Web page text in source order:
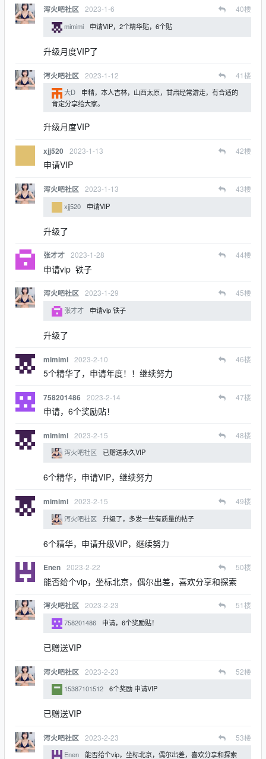
泻火吧社区 2023-1-6 40楼
mimimi 申请VIP，2个精华贴，6个贴
升级月度VIP了
泻火吧社区 2023-1-12 41楼
大D
申精，本人吉林，山西太原，甘肃经常游走，有合适的
肯定分享给大家。
升级月度VIP
xjj520 2023-1-13 42楼
申请VIP
泻火吧社区 2023-1-13 43楼
xjj520 申请VIP
升级了
张才才 2023-1-28 44楼
申请vip 铁子
泻火吧社区 2023-1-29 45楼
张才才 申请vip 铁子
升级了
mimimi 2023-2-10 46楼
5个精华了，申请年度！！继续努力
758201486 2023-2-14 47楼
申请，6个奖励贴！
mimimi 2023-2-15 48楼
泻火吧社区 已赠送永久VIP
6个精华，申请VIP，继续努力
mimimi 2023-2-15 49楼
泻火吧社区 升级了，多发一些有质量的帖子
6个精华，申请升级VIP，继续努力
Enen 2023-2-22 50楼
能否给个vip，坐标北京，偶尔出差，喜欢分享和探索
泻火吧社区 2023-2-23 51楼
758201486 申请，6个奖励贴！
已赠送VIP
泻火吧社区 2023-2-23 52楼
15387101512 6个奖励 申请VIP
已赠送VIP
泻火吧社区 2023-2-23 53楼
Enen 能否给个vip，坐标北京，偶尔出差，喜欢分享和探索